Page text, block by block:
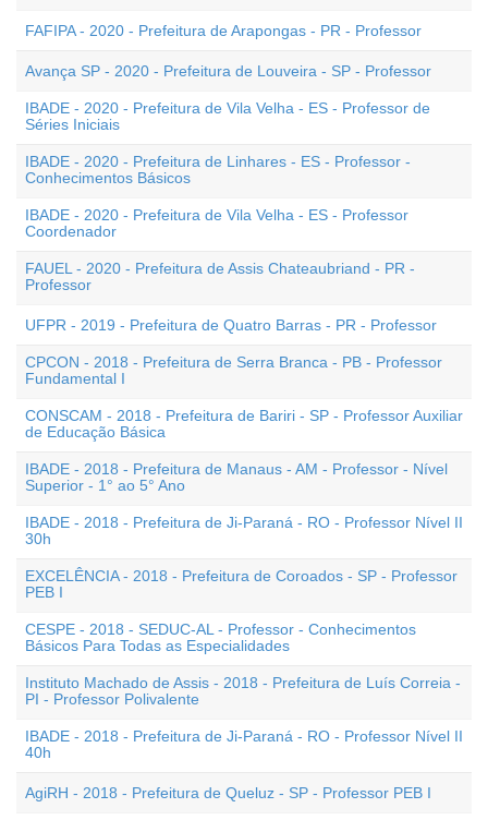
FAFIPA - 2020 - Prefeitura de Arapongas - PR - Professor
Avança SP - 2020 - Prefeitura de Louveira - SP - Professor
IBADE - 2020 - Prefeitura de Vila Velha - ES - Professor de
Séries Iniciais
IBADE - 2020 - Prefeitura de Linhares - ES - Professor -
Conhecimentos Básicos
IBADE - 2020 - Prefeitura de Vila Velha - ES - Professor
Coordenador
FAUEL - 2020 - Prefeitura de Assis Chateaubriand - PR -
Professor
UFPR - 2019 - Prefeitura de Quatro Barras - PR - Professor
CPCON - 2018 - Prefeitura de Serra Branca - PB - Professor
Fundamental I
CONSCAM - 2018 - Prefeitura de Bariri - SP - Professor Auxiliar
de Educação Básica
IBADE - 2018 - Prefeitura de Manaus - AM - Professor - Nível
Superior - 1° ao 5° Ano
IBADE - 2018 - Prefeitura de Ji-Paraná - RO - Professor Nível II
30h
EXCELÊNCIA - 2018 - Prefeitura de Coroados - SP - Professor
PEB I
CESPE - 2018 - SEDUC-AL - Professor - Conhecimentos
Básicos Para Todas as Especialidades
Instituto Machado de Assis - 2018 - Prefeitura de Luís Correia -
PI - Professor Polivalente
IBADE - 2018 - Prefeitura de Ji-Paraná - RO - Professor Nível II
40h
AgiRH - 2018 - Prefeitura de Queluz - SP - Professor PEB I